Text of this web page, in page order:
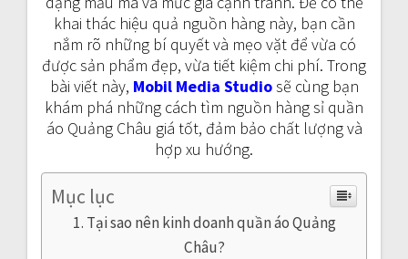
khai thác hiệu quả nguồn hàng này, bạn cần
nắm rõ những bí quyết và mẹo vặt để vừa có
được sản phẩm đẹp, vừa tiết kiệm chi phí. Trong
bài viết này, Mobil Media Studiosẽ cùng bạn
khám phá những cách tìm nguồn hàng sỉ quần
áo Quảng Châu giá tốt, đảm bảo chất lượng và
hợp xu hướng.
Mục lục
Tại sao nên kinh doanh quần áo Quảng
Châu?